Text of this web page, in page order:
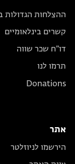
ההצלחות הגדולות
קשרים בינלאומיים
דו״ח שכר שווה
תרמו לנו
Donations
אתר
הירשמו לניוזלטר